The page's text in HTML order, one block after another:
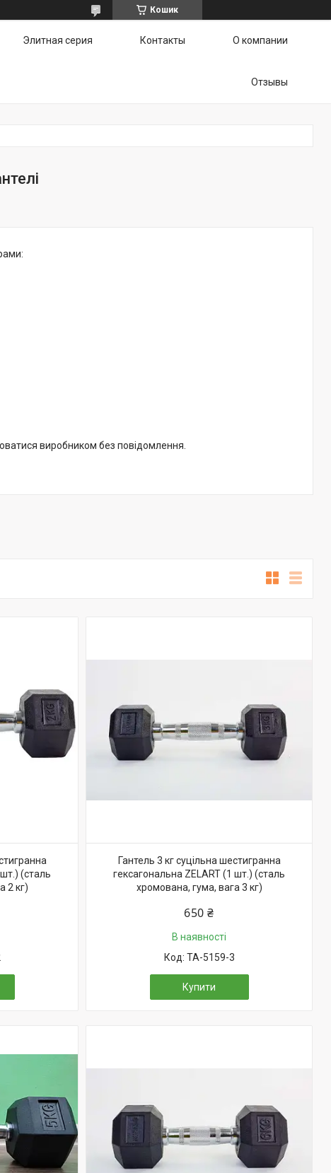
Кошик
Элитная серия Контакты О компании
Отзывы
виробником без повідомлення.
(сталь
2 кг)
Гантель 3 кг суцільна шестигранна
гексагональна ZELART (1 шт.) (сталь
хромована, гума, вага 3 кг)
650 ₴
В наявності
TA-5159-3
Купити